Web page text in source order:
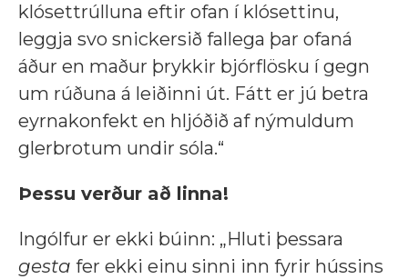
klósettrúlluna eftir ofan í klósettinu,
leggja svo snickersið fallega þar ofaná
áður en maður þrykkir bjórflösku í gegn
um rúðuna á leiðinni út. Fátt er jú betra
eyrnakonfekt en hljóðið af nýmuldum
glerbrotum undir sóla.“
Þessu verður að linna!
Ingólfur er ekki búinn: „Hluti þessara
gesta fer ekki einu sinni inn fyrir hússins